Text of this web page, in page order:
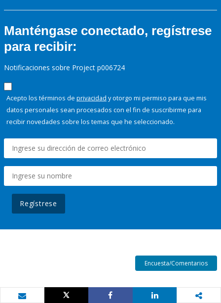
Manténgase conectado, regístrese
para recibir:
Notificaciones sobre Project p006724
Acepto los términos de privacidad y otorgo mi permiso para que mis
datos personales sean procesados con el fin de suscribirme para
recibir novedades sobre los temas que he seleccionado.
Regístrese
Encuesta/Comentarios